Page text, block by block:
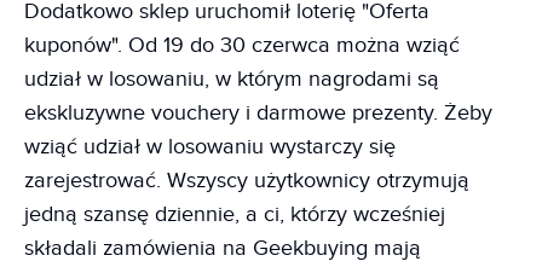
Dodatkowo sklep uruchomił loterię "Oferta
kuponów". Od 19 do 30 czerwca można wziąć
udział w losowaniu, w którym nagrodami są
ekskluzywne vouchery i darmowe prezenty. Żeby
wziąć udział w losowaniu wystarczy się
zarejestrować. Wszyscy użytkownicy otrzymują
jedną szansę dziennie, a ci, którzy wcześniej
składali zamówienia na Geekbuying mają